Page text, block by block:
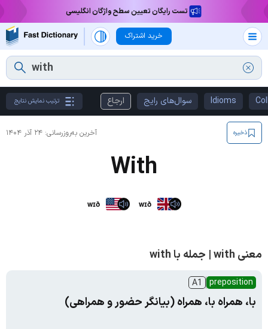
تست رایگان تعیین سطح واژگان انگلیسی
خرید اشتراک
Idioms سوال‌های رایج ارجاع ترتیب نمایش نتایج
آخرین به‌روزرسانی: ۲۴ آذر ۱۴۰۴ ذخیره
With
wɪð wɪð
معنی with | جمله با with
preposition
A1
با، همراه با، همراه (بیانگر حضور و همراهی)